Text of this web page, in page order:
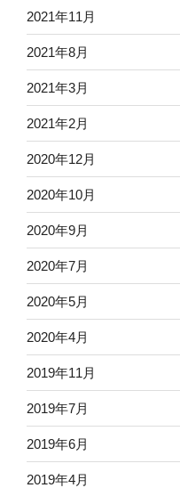
2021年11月
2021年8月
2021年3月
2021年2月
2020年12月
2020年10月
2020年9月
2020年7月
2020年5月
2020年4月
2019年11月
2019年7月
2019年6月
2019年4月